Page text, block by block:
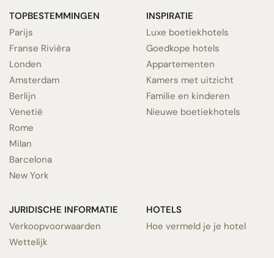
TOPBESTEMMINGEN
Parijs
Franse Rivièra
Londen
Amsterdam
Berlijn
Venetië
Rome
Milan
Barcelona
New York
INSPIRATIE
Luxe boetiekhotels
Goedkope hotels
Appartementen
Kamers met uitzicht
Familie en kinderen
Nieuwe boetiekhotels
JURIDISCHE INFORMATIE
Verkoopvoorwaarden
Wettelijk
HOTELS
Hoe vermeld je je hotel